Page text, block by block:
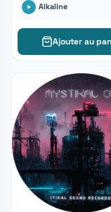
Alkaline
Ajouter au